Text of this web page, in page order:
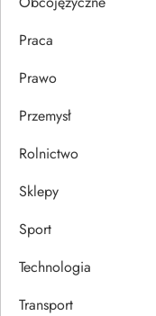
Praca
Prawo
Przemysł
Rolnictwo
Sklepy
Sport
Technologia
Transport